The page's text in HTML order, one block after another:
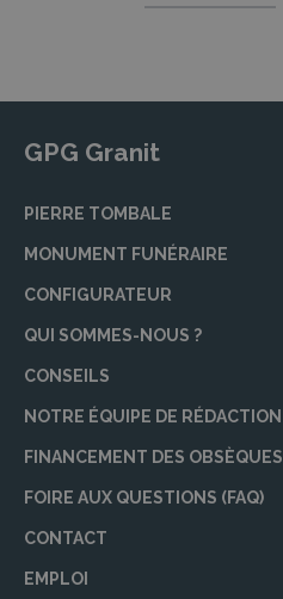
GPG Granit
PIERRE TOMBALE
MONUMENT FUNÉRAIRE
CONFIGURATEUR
QUI SOMMES-NOUS ?
CONSEILS
NOTRE ÉQUIPE DE RÉDACTION
FINANCEMENT DES OBSÈQUES
FOIRE AUX QUESTIONS (FAQ)
CONTACT
EMPLOI